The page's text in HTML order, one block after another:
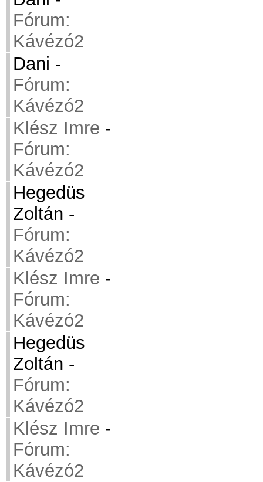
Fórum:
Kávézó2
Dani -
Fórum:
Kávézó2
Klész Imre -
Fórum:
Kávézó2
Hegedüs
Zoltán -
Fórum:
Kávézó2
Klész Imre -
Fórum:
Kávézó2
Hegedüs
Zoltán -
Fórum:
Kávézó2
Klész Imre -
Fórum:
Kávézó2